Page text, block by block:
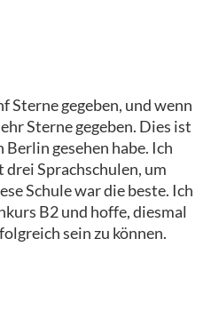
Sterne gegeben, und wenn
Sterne gegeben. Dies ist
Berlin gesehen habe. Ich
Sprachschulen, um
Schule war die beste. Ich
B2 und hoffe, diesmal
sein zu können.